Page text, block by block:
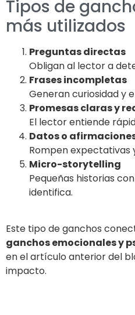
Tipos de
más utilizados
Preguntas directas
Obligan al lector a
Frases incompletas
Generan curiosidad y
Promesas claras y
El lector entiende
Datos o
Rompen expectativas
Micro-storytelling
Pequeñas historias
identifica.
Este tipo de ganchos
ganchos emocionales y
en el artículo anterior del
impacto.